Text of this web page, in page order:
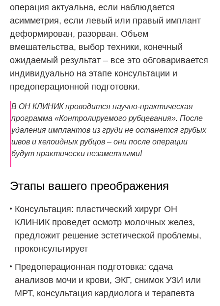
операция актуальна, если наблюдается
асимметрия, если левый или правый имплант
деформирован, разорван. Объем
вмешательства, выбор техники, конечный
ожидаемый результат – все это обговаривается
индивидуально на этапе консультации и
предоперационной подготовки.
В ОН КЛИНИК проводится научно-практическая
программа «Контролируемого рубцевания». После
удаления имплантов из груди не останется грубых
швов и келоидных рубцов – они после операции
будут практически незаметными!
Этапы вашего преображения
Консультация: пластический хирург ОН
КЛИНИК проведет осмотр молочных желез,
предложит решение эстетической проблемы,
проконсультирует
Предоперационная подготовка: сдача
анализов мочи и крови, ЭКГ, снимок УЗИ или
МРТ, консультация кардиолога и терапевта